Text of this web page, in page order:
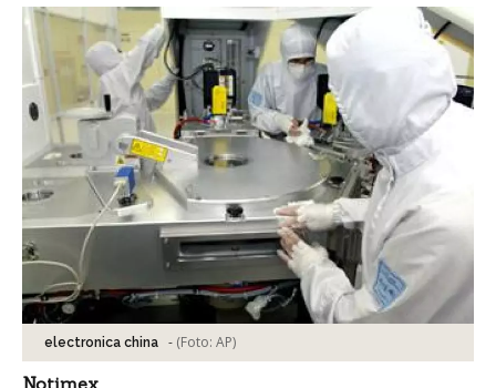
electronica china - (Foto: AP)
Notimex